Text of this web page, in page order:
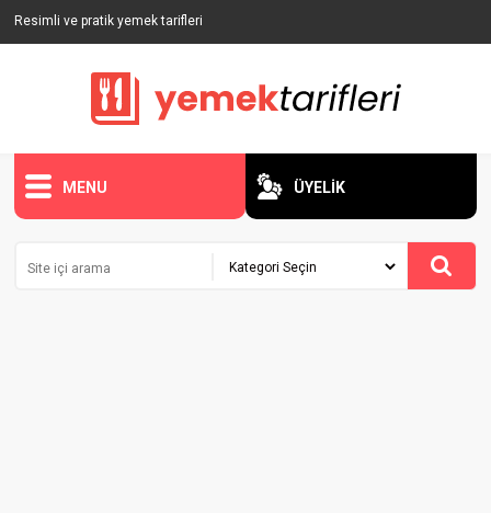
Resimli ve pratik yemek tarifleri
MENU ÜYELİK